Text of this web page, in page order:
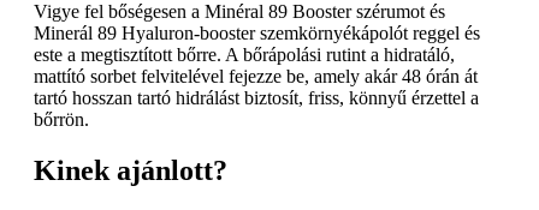
Vigye fel bőségesen a Minéral 89 Booster szérumot és
Minerál 89 Hyaluron-booster szemkörnyékápolót reggel és
este a megtisztított bőrre. A bőrápolási rutint a hidratáló,
mattító sorbet felvitelével fejezze be, amely akár 48 órán át
tartó hosszan tartó hidrálást biztosít, friss, könnyű érzettel a
bőrrön.
Kinek ajánlott?